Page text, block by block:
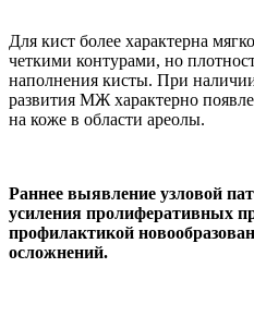
Для кист более характерна
четкими контурами, но
наполнения кисты. При
развития МЖ характерно
на коже в области ареолы.
Раннее выявление узловой
усиления пролиферативных
профилактикой
осложнений.